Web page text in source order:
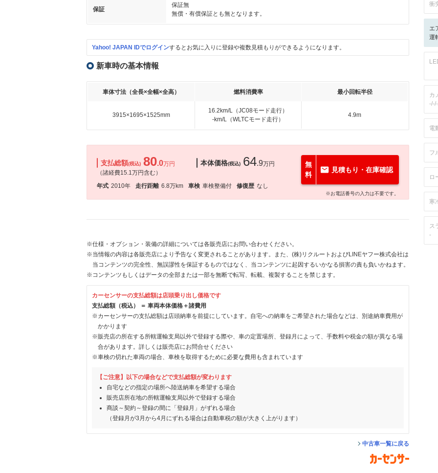
保証
保証無
無償・有償保証とも無となります。
Yahoo! JAPAN IDでログインするとお気に入りに登録や複数見積もりができるようになります。
新車時の基本情報
車体寸法（全長×全幅×全高） 燃料消費率 最小回転半径
3915×1695×1525mm
16.2km/L（JC08モード走行）
-km/L（WLTCモード走行）
4.9m
支払総額(税込) 80.0万円
（諸経費15.1万円含む）
本体価格(税込) 64.9万円
年式 2010年 走行距離 6.8万km 車検 車検整備付 修復歴 なし
無
料
見積もり・在庫確認
※お電話番号の入力は不要です。
※仕様・オプション・装備の詳細については各販売店にお問い合わせください。
※当情報の内容は各販売店により予告なく変更されることがあります。また、(株)リクルートおよびLINEヤフー株式会社は
当コンテンツの完全性、無誤謬性を保証するものではなく、当コンテンツに起因するいかなる損害の責も負いかねます。
※コンテンツもしくはデータの全部または一部を無断で転写、転載、複製することを禁じます。
カーセンサーの支払総額は店頭乗り出し価格です
支払総額（税込） ＝ 車両本体価格＋諸費用
※カーセンサーの支払総額は店頭納車を前提にしています。自宅への納車をご希望された場合などは、別途納車費用が
かかります
※販売店の所在する所轄運輸支局以外で登録する際や、車の定置場所、登録月によって、手数料や税金の額が異なる場
合があります。詳しくは販売店にお問合せください
※車検の切れた車両の場合、車検を取得するために必要な費用も含まれています
【ご注意】以下の場合などで支払総額が変わります
自宅などの指定の場所へ陸送納車を希望する場合
販売店所在地の所轄運輸支局以外で登録する場合
商談～契約～登録の間に「登録月」がずれる場合
（登録月が3月から4月にずれる場合は自動車税の額が大きく上がります）
中古車一覧に戻る
衝
エ
運
カ
電
フ
ロ
寒
ス
-